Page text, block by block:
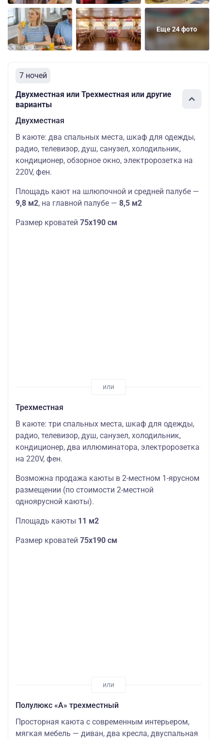
Еще 24 фото
7 ночей
Двухместная или Трехместная или другие
варианты
Двухместная
В каюте: два спальных места, шкаф для одежды,
радио, телевизор, душ, санузел, холодильник,
кондиционер, обзорное окно, электророзетка на
220V, фен.
Площадь кают на шлюпочной и средней палубе —
9,8 м2, на главной палубе — 8,5 м2
Размер кроватей 75х190 см
Трехместная
В каюте: три спальных места, шкаф для одежды,
радио, телевизор, душ, санузел, холодильник,
кондиционер, два иллюминатора, электророзетка
на 220V, фен.
Возможна продажа каюты в 2-местном 1-ярусном
размещении (по стоимости 2-местной
одноярусной каюты).
Площадь каюты 11 м2
Размер кроватей 75х190 см
Полулюкс «А» трехместный
Просторная каюта с современным интерьером,
мягкая мебель — диван, два кресла, двуспальная